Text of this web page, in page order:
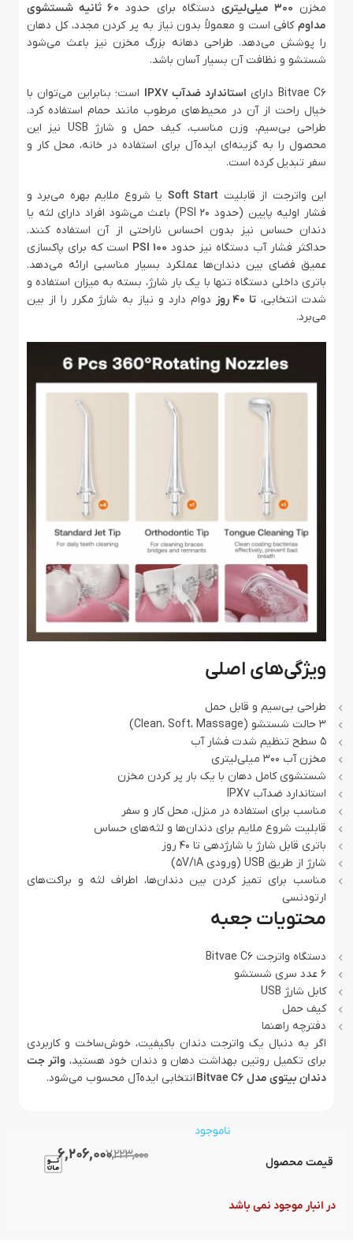
مخزن ۳۰۰ میلی‌لیتری دستگاه برای حدود
۶۰ ثانیه شستشوی
مداوم کافی است و معمولاً بدون نیاز به پر کردن مجدد، کل دهان
را پوشش می‌دهد. طراحی دهانه بزرگ مخزن نیز باعث می‌شود
شستشو و نظافت آن بسیار آسان باشد.
Bitvae C6 دارای استاندارد ضدآب IPX7
است؛ بنابراین می‌توان با
خیال راحت از آن در محیط‌های مرطوب مانند حمام استفاده کرد.
طراحی بی‌سیم، وزن مناسب، کیف حمل و شارژ USB نیز این
محصول را به گزینه‌ای ایده‌آل برای استفاده در خانه، محل کار و
سفر تبدیل کرده است.
این واترجت از قابلیت Soft Start یا شروع ملایم بهره می‌برد و
فشار اولیه پایین (حدود ۲۰ PSI) باعث می‌شود افراد دارای لثه یا
دندان حساس نیز بدون احساس ناراحتی از آن استفاده کنند.
حداکثر فشار آب دستگاه نیز حدود ۱۰۰ PSI
است که برای پاکسازی
عمیق فضای بین دندان‌ها عملکرد بسیار مناسبی ارائه می‌دهد.
باتری داخلی دستگاه تنها با یک بار شارژ، بسته به میزان استفاده و
شدت انتخابی، تا ۴۰ روز
دوام دارد و نیاز به شارژ مکرر را از بین
می‌برد.
ویژگی‌های اصلی
طراحی بی‌سیم و قابل حمل
۳ حالت شستشو (Clean، Soft، Massage)
۵ سطح تنظیم شدت فشار آب
مخزن آب ۳۰۰ میلی‌لیتری
شستشوی کامل دهان با یک بار پر کردن مخزن
استاندارد ضدآب IPX7
مناسب برای استفاده در منزل، محل کار و سفر
قابلیت شروع ملایم برای دندان‌ها و لثه‌های حساس
باتری قابل شارژ با شارژدهی تا ۴۰ روز
شارژ از طریق USB (ورودی 5V/1A)
مناسب برای تمیز کردن بین دندان‌ها، اطراف لثه و براکت‌های
ارتودنسی
محتویات جعبه
دستگاه واترجت Bitvae C6
۶ عدد سری شستشو
کابل شارژ USB
کیف حمل
دفترچه راهنما
اگر به دنبال یک واترجت دندان باکیفیت، خوش‌ساخت و کاربردی
برای تکمیل روتین بهداشت دهان و دندان خود هستید،واتر جت
دندان بیتوی مدل Bitvae C6
انتخابی ایده‌آل محسوب می‌شود.
قیمت محصول 6,206,0007,223,000
ناموجود
در انبار موجود نمی باشد